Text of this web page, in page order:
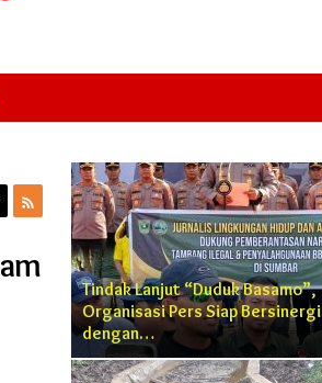
Tindak Lanjut “Duduk Basamo”,
Organisasi Pers Siap Bersinergi
dengan…